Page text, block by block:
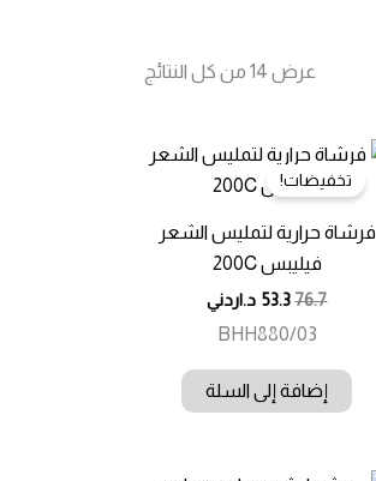
عرض ⁦14⁩ من كل النتائج
تخفيضات!
فرشاة حرارية لتمليس الشعر
فيليبس 200C
76.7
53.3 د.اردني
BHH880/03
إضافة إلى السلة